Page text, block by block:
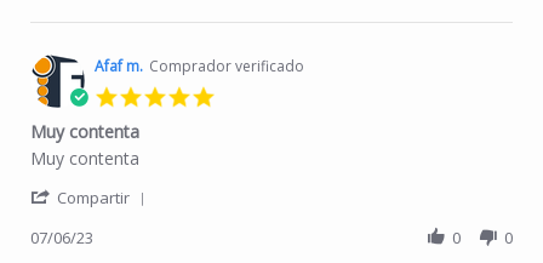
Afaf m. Comprador verificado
Muy contenta
Review by Afaf m. on 6 Jul 2023
review stating Muy contenta
Muy contenta
Compartir
07/06/23 0 0